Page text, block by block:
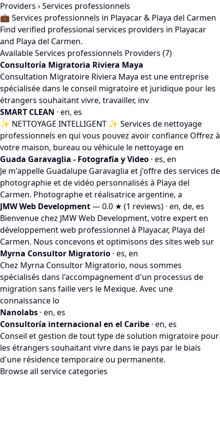
Providers › Services professionnels
💼 Services professionnels in Playacar & Playa del Carmen
Find verified professional services providers in Playacar
and Playa del Carmen.
Available Services professionnels Providers (7)
Consultoría Migratoria Riviera Maya
Consultation Migratoire Riviera Maya est une entreprise
spécialisée dans le conseil migratoire et juridique pour les
étrangers souhaitant vivre, travailler, inv
SMART CLEAN · en, es
✨ NETTOYAGE INTELLIGENT ✨ Services de nettoyage
professionnels en qui vous pouvez avoir confiance Offrez à
votre maison, bureau ou véhicule le nettoyage en
Guada Garavaglia - Fotografía y Video · es, en
Je m'appelle Guadalupe Garavaglia et j'offre des services de
photographie et de vidéo personnalisés à Playa del
Carmen. Photographe et réalisatrice argentine, a
JMW Web Development— 0.0 ★ (1 reviews) · en, de, es
Bienvenue chez JMW Web Development, votre expert en
développement web professionnel à Playacar, Playa del
Carmen. Nous concevons et optimisons des sites web sur
Myrna Consultor Migratorio · es, en
Chez Myrna Consultor Migratorio, nous sommes
spécialisés dans l'accompagnement d'un processus de
migration sans faille vers le Mexique. Avec une
connaissance lo
Nanolabs · en, es
Consultoría internacional en el Caribe · en, es
Conseil et gestion de tout type de solution migratoire pour
les étrangers souhaitant vivre dans le pays par le biais
d'une résidence temporaire ou permanente.
Browse all service categories